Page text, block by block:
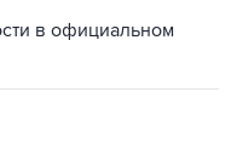
в официальном